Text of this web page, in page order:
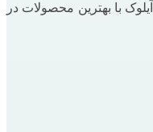
با بهترین محصولات در